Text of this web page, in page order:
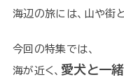
海辺の旅には、山や街
今回の特集では、
海が近く、 愛犬と一